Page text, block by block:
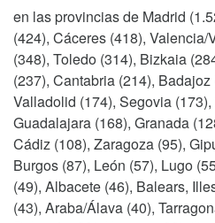
en las provincias de Madrid
(424), Cáceres (418),
(348), Toledo (314), Bizkaia
(237), Cantabria (214),
Valladolid (174), Segovia
Guadalajara (168), Granada
Cádiz (108), Zaragoza (95),
Burgos (87), León (57), Lugo
(49), Albacete (46), Balears,
(43), Araba/Álava (40),